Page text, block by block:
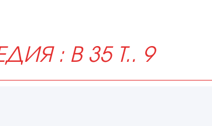
: В 35 Т.. 9